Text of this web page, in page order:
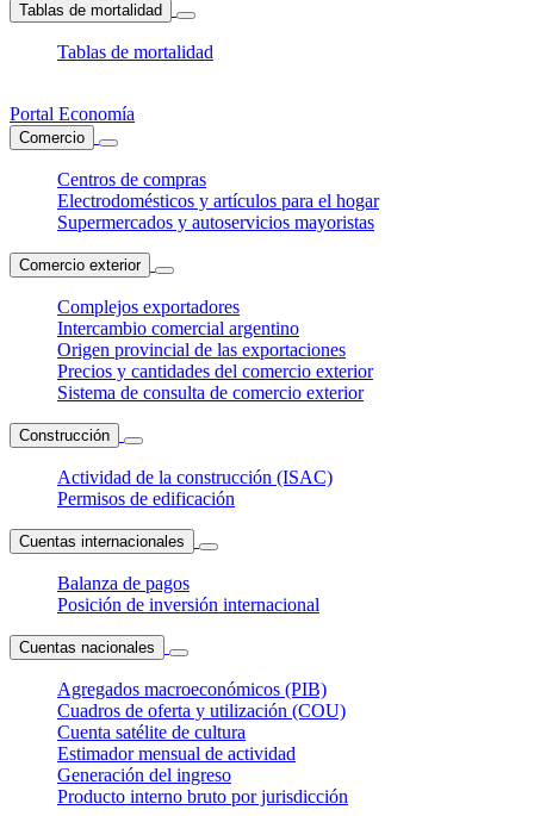
Tablas de mortalidad
Tablas de mortalidad
Portal Economía
Comercio
Centros de compras
Electrodomésticos y artículos para el hogar
Supermercados y autoservicios mayoristas
Comercio exterior
Complejos exportadores
Intercambio comercial argentino
Origen provincial de las exportaciones
Precios y cantidades del comercio exterior
Sistema de consulta de comercio exterior
Construcción
Actividad de la construcción (ISAC)
Permisos de edificación
Cuentas internacionales
Balanza de pagos
Posición de inversión internacional
Cuentas nacionales
Agregados macroeconómicos (PIB)
Cuadros de oferta y utilización (COU)
Cuenta satélite de cultura
Estimador mensual de actividad
Generación del ingreso
Producto interno bruto por jurisdicción